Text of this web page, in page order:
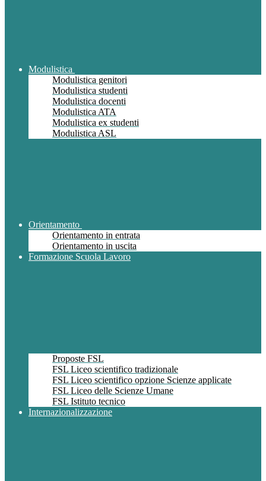
Modulistica
Modulistica genitori
Modulistica studenti
Modulistica docenti
Modulistica ATA
Modulistica ex studenti
Modulistica ASL
Orientamento
Orientamento in entrata
Orientamento in uscita
Formazione Scuola Lavoro
Proposte FSL
FSL Liceo scientifico tradizionale
FSL Liceo scientifico opzione Scienze applicate
FSL Liceo delle Scienze Umane
FSL Istituto tecnico
Internazionalizzazione